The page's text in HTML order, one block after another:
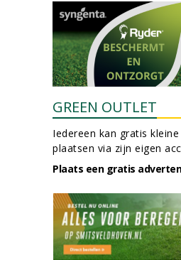
GREEN OUTLET
Iedereen kan gratis
plaatsen via zijn eigen
Plaats een gratis